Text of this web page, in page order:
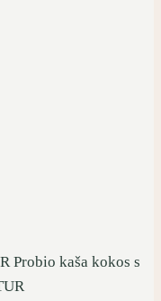
Probio kaša kokos s